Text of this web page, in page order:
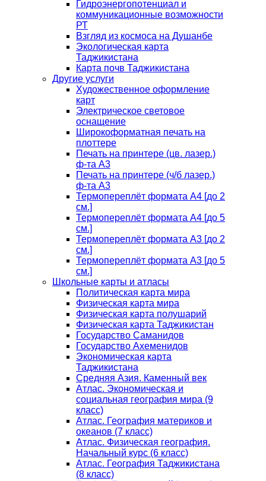
Гидроэнергопотенциал и
коммуникационные возможности
РТ
Взгляд из космоса на Душанбе
Экологическая карта
Таджикистана
Карта почв Таджикистана
Другие услуги
Художественное оформление
карт
Электрическое световое
оснащение
Широкоформатная печать на
плоттере
Печать на принтере (цв. лазер.)
ф-та А3
Печать на принтере (ч/б лазер.)
ф-та А3
Термопереплёт формата А4 [до 2
см.]
Термопереплёт формата А4 [до 5
см.]
Термопереплёт формата А3 [до 2
см.]
Термопереплёт формата А3 [до 5
см.]
Школьные карты и атласы
Политическая карта мира
Физическая карта мира
Физическая карта полушарий
Физическая карта Таджикистан
Государство Саманидов
Государство Ахеменидов
Экономическая карта
Таджикистана
Средняя Азия. Каменный век
Атлас. Экономическая и
социальная география мира (9
класс)
Атлас. География материков и
океанов (7 класс)
Атлас. Физическая география.
Начальный курс (6 класс)
Атлас. География Таджикистана
(8 класс)